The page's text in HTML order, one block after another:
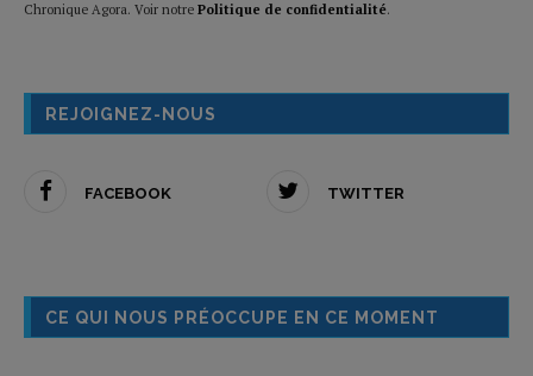
Chronique Agora. Voir notre Politique de confidentialité.
REJOIGNEZ-NOUS
FACEBOOK TWITTER
CE QUI NOUS PRÉOCCUPE EN CE MOMENT